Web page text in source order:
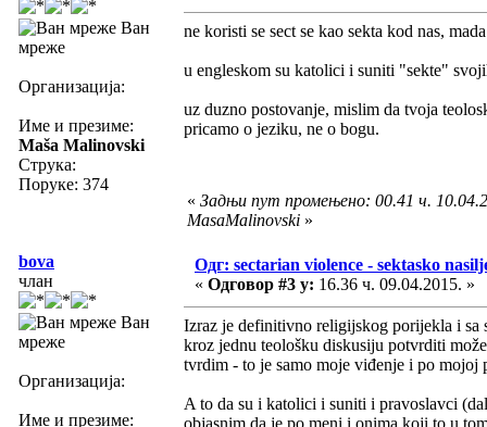
Ван
мреже
Организација:
Име и презиме:
Maša Malinovski
Струка:
Поруке: 374
ne koristi se sect se kao sekta kod nas,
u engleskom su katolici i suniti "sekte"
uz duzno postovanje, mislim da tvoja
pricamo o jeziku, ne o bogu.
« Задњи пут промењено: 00.41 ч.
MasaMalinovski »
bova
члан
Ван
мреже
Организација:
Име и презиме:
Одг: sectarian violence - sektasko
« Одговор #3 у: 16.36 ч. 09.04.2015. »
Izraz je definitivno religijskog porijekla i sa
kroz jednu teološku diskusiju potvrditi
tvrdim - to je samo moje viđenje i po
A to da su i katolici i suniti i pravoslavci
objasnim da je po meni i onima koji to u